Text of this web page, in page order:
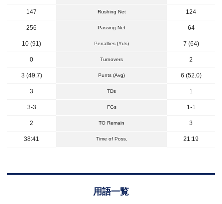
147 Rushing Net 124
256 Passing Net 64
10 (91) Penalties (Yds) 7 (64)
0 Turnovers 2
3 (49.7) Punts (Avg) 6 (52.0)
3 TDs 1
3-3 FGs 1-1
2 TO Remain 3
38:41 Time of Poss. 21:19
用語一覧